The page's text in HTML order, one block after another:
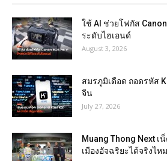
ใช้ AI ช่วยโฟกัส
ระดับไฮเอนด์
August 3, 2026
สมรภูมิเดือด ถอดรหัส
จีน
July 27, 2026
Muang Thong Next
เมืองอัจฉริยะได้จริงไหม